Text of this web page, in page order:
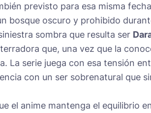
previsto para esa misma
bosque oscuro y prohibido
sombra que resulta ser
que, una vez que la
La serie juega con esa tensión
con un ser sobrenatural que
el anime mantenga el equilibrio